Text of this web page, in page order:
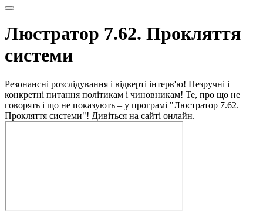
Люстратор 7.62. Прокляття
системи
Резонансні розслідування і відверті інтерв'ю! Незручні і
конкретні питання політикам і чиновникам! Те, про що не
говорять і що не показують – у програмі "Люстратор 7.62.
Прокляття системи"! Дивіться на сайті онлайн.